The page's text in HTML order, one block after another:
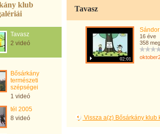
klub
Tavasz
2 videó
Bősárkány
természeti
szépségei
1 videó
tél 2005
8 videó
Tavasz
02:01
16 éve
358
Vissza a(z) Bősárkány